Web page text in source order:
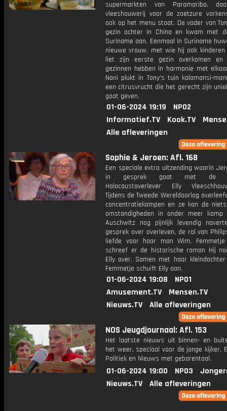
supermarkten van Paramaribo,
vleeshouwerij voor de zoetzure
ook op het menu staat. De vader van
gezin achter in China en kwam met
Suriname aan. Eenmaal in Suriname
nieuwe vrouw, met wie hij ook kinderen
liet zijn eerste gezin overkomen
gezinnen hebben in harmonie met
Noni plukt in Tony's tuin kalamansi-
een citrusvrucht die het gerecht zijn
gaat geven.
01-06-2024 19:19
NPO2
Informatief.TV
Kook.TV
Alle afleveringen
Sophie & Jeroen: Afl. 168
Een speciale extra uitzending waarin
in gesprek gaat met de
Holocaustoverlever Elly
Tijdens de Tweede Wereldoorlog
concentratiekampen en ze kan de
omstandigheden in onder meer kamp
Auschwitz nog pijnlijk levendig
gesprek over overleven, de rol van
liefde voor haar man Wim.
schreef er de historische roman Hij
Elly over. Samen met haar
Femmetje schuift Elly aan.
01-06-2024 19:08
NPO1
Amusement.TV
Mensen.TV
Nieuws.TV
Alle afleveringen
NOS Jeugdjournaal: Afl. 153
Het laatste nieuws uit binnen- en
het weer, speciaal voor de jonge kijker.
Politiek en Nieuws met gebarentaal.
01-06-2024 19:00 NPO3
Nieuws.TV
Alle afleveringen